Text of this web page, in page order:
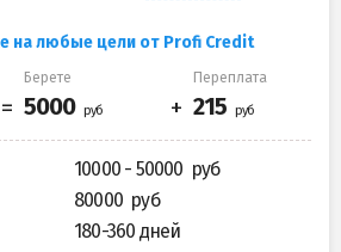
на любые цели от Profi Credit
Берете Переплата
10000 - 50000
80000
180-360 дней